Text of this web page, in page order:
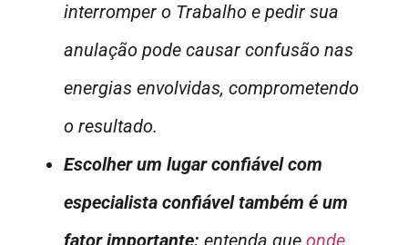
interromper o Trabalho e pedir sua
anulação pode causar confusão nas
energias envolvidas, comprometendo
o resultado.
Escolher um lugar confiável com
especialista confiável também é um
fator importante: entenda que onde